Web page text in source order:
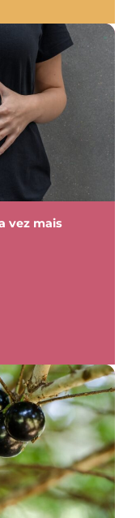
vez mais